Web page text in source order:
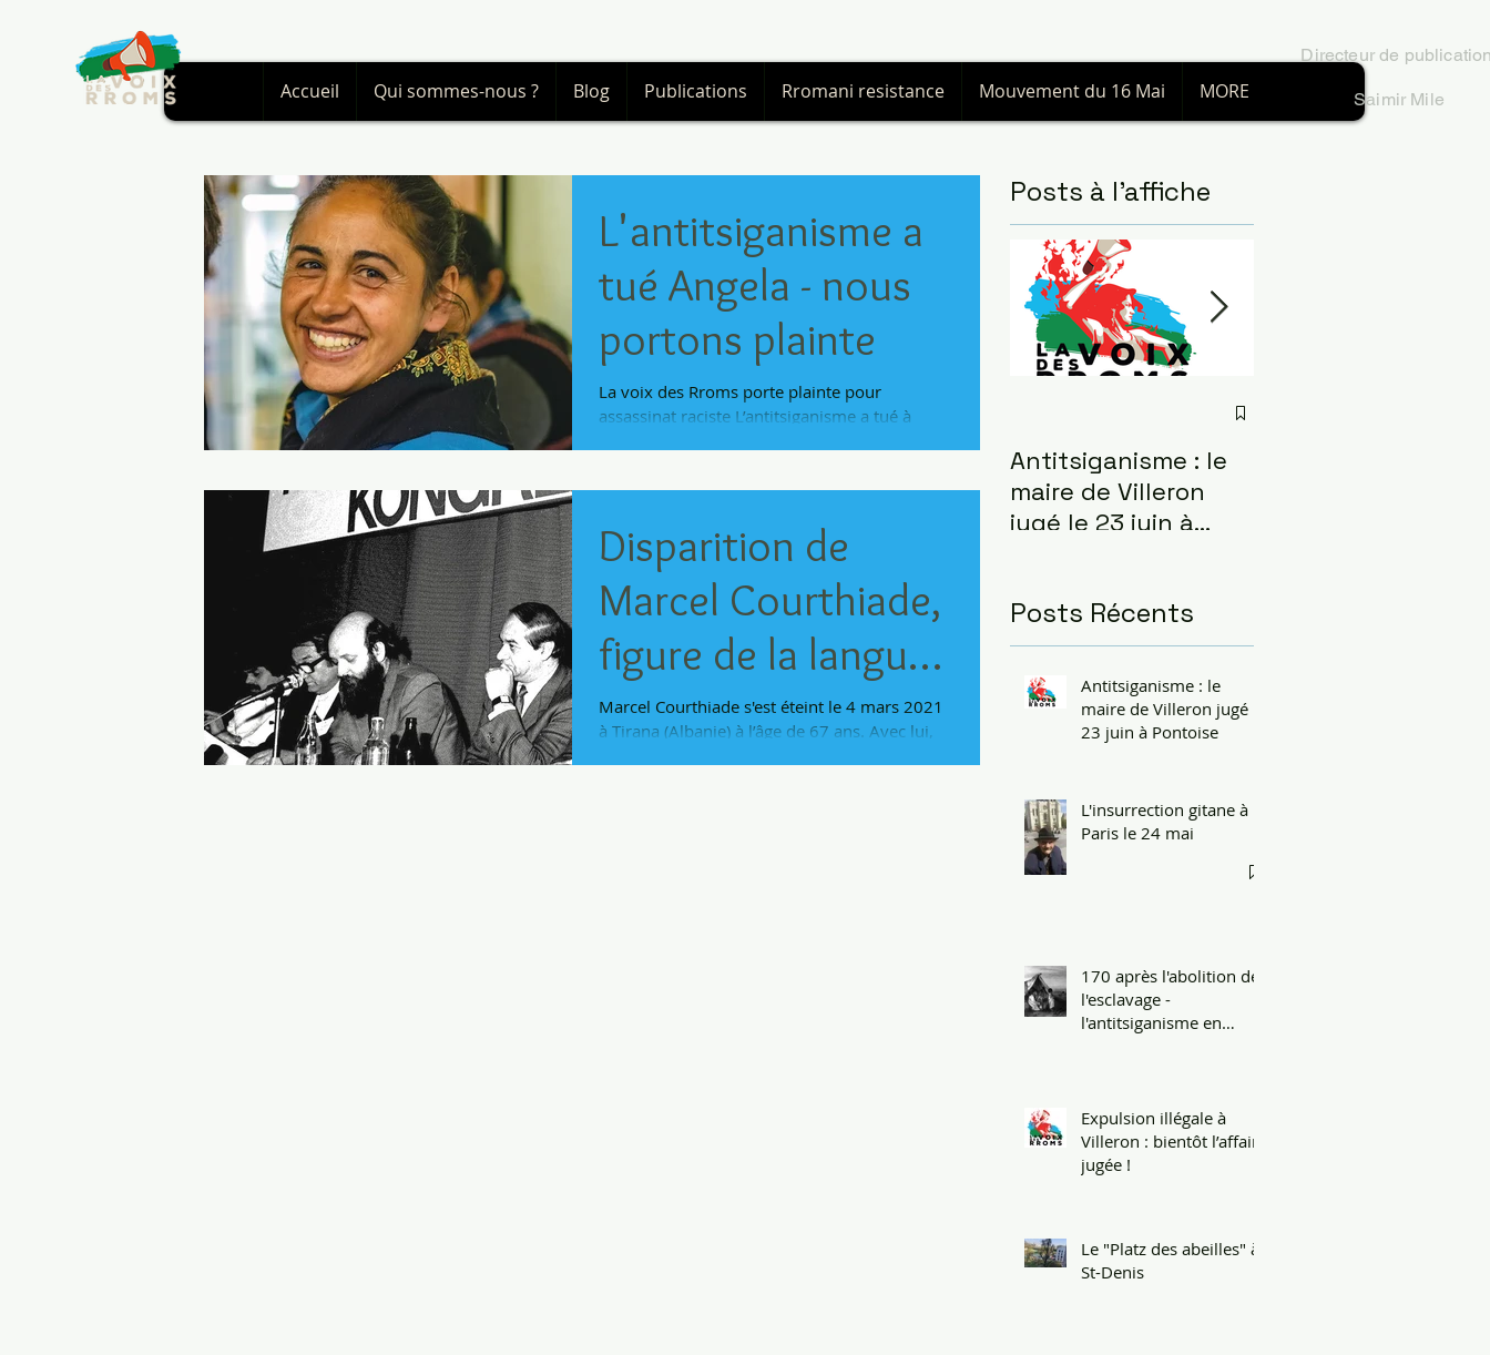
Accueil Qui sommes-nous ? Blog Publications Rromani resistance Mouvement du 16 Mai MORE
Directeurde
Saimir Mile
L'antitsiganisme a
tué Angela - nous
portons plainte
La voix des Rroms porte plainte pour
assassinat raciste L’antitsiganisme a tué à
Disparition de
Marcel Courthiade,
figure de la langue
rromani
Marcel Courthiade s'est éteint le 4 mars 2021
à Tirana (Albanie) à l’âge de 67 ans. Avec lui,
Posts à l'affiche
Antitsiganisme : le
maire de Villeron
jugé le 23 juin à
Posts Récents
Antitsiganisme : le
maire de Villeron jugé le
23 juin à Pontoise
L'insurrection gitane à
Paris le 24 mai
170 après l'abolition de
l'esclavage -
l'antitsiganisme en
Expulsion illégale à
Villeron : bientôt l’affaire
jugée !
Le "Platz des abeilles" à
St-Denis